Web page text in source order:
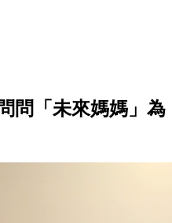
問「未來媽媽」為